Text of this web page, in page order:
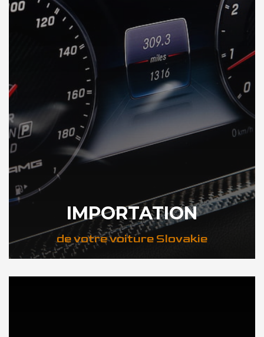
IMPORTATION
de votre voiture Slovakie